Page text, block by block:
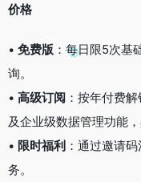
价格
• 免费版 ：每日限5次基
询。
• 高级订阅 ：按年付费
及企业级数据管理功能
• 限时福利 ：通过邀请
务。